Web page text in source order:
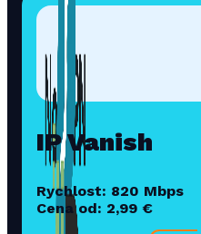
IP Vanish
Rychlost: 820 Mbps
Cena od: 2,99 €